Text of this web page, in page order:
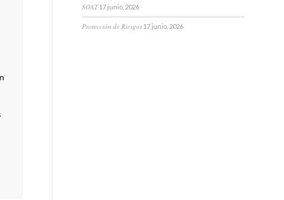
SOAT 17 junio, 2026
Protección de Riesgos 17 junio, 2026